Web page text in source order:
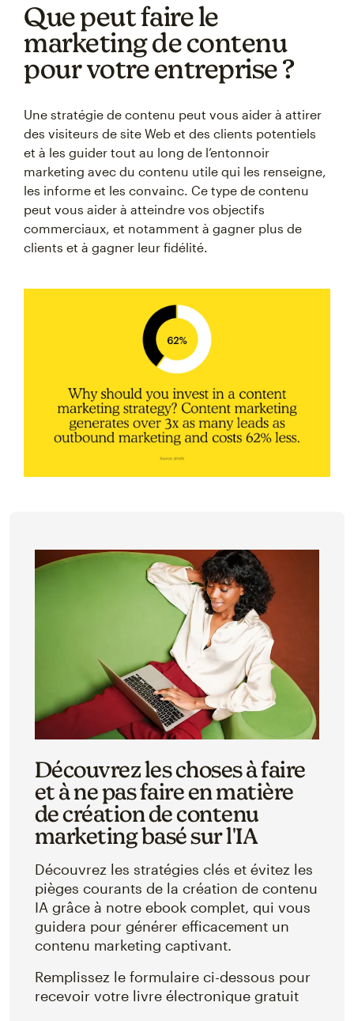
Que peut faire le
marketing de contenu
pour votre entreprise ?
Une stratégie de contenu peut vous aider à attirer
des visiteurs de site Web et des clients potentiels
et à les guider tout au long de l’entonnoir
marketing avec du contenu utile qui les renseigne,
les informe et les convainc. Ce type de contenu
peut vous aider à atteindre vos objectifs
commerciaux, et notamment à gagner plus de
clients et à gagner leur fidélité.
Découvrez les choses à faire
et à ne pas faire en matière
de création de contenu
marketing basé sur l'IA
Découvrez les stratégies clés et évitez les
pièges courants de la création de contenu
IA grâce à notre ebook complet, qui vous
guidera pour générer efficacement un
contenu marketing captivant.
Remplissez le formulaire ci-dessous pour
recevoir votre livre électronique gratuit